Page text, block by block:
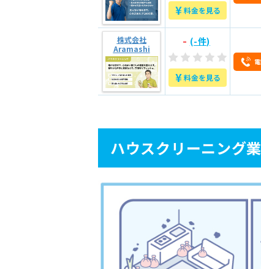
5 よくある4つトラブ
1.当日になって高額な
5.2 2.掃除が雑で、汚れが
5.3 3.家財や設備に傷・破
6 山口県山口市のおす
6.2お掃除マスター
6.3サニクリーン
6.4 株式会社ワンダフルクリ
6.5株式会社Aramashi
¥料金を見る
株式会社
Aramashi
- (-件)
¥料金を見る
ハウスクリーニング